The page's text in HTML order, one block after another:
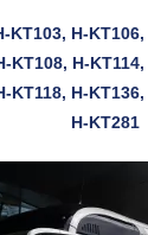
KT103, H-
KT108, H-
KT118, H-
H-KT281